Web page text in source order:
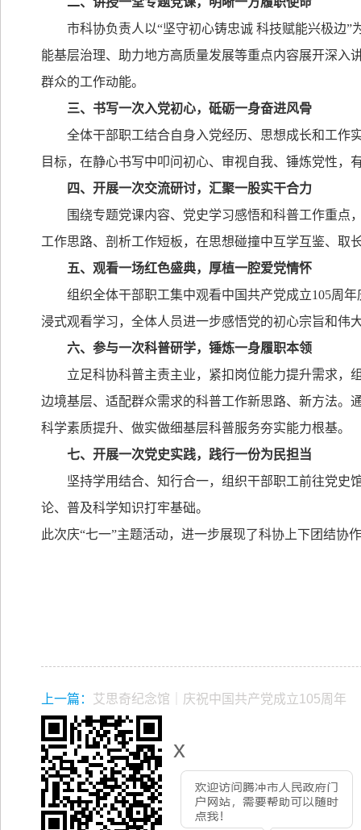
x
市科协负责人以“坚守初心铸忠诚 科技赋能兴极边”
能基层治理、助力地方高质量发展等重点内容展开深入
群众的工作动能。
三、书写一次入党初心，砥砺一身奋进风骨
全体干部职工结合自身入党经历、思想成长和工作
目标，在静心书写中叩问初心、审视自我、锤炼党性
四、开展一次交流研讨，汇聚一股实干合力
围绕专题党课内容、党史学习感悟和科普工作重
工作思路、剖析工作短板，在思想碰撞中互学互鉴、取
五、观看一场红色盛典，厚植一腔爱党情怀
组织全体干部职工集中观看中国共产党成立105周年
浸式观看学习，全体人员进一步感悟党的初心宗旨和伟
六、参与一次科普研学，锤炼一身履职本领
立足科协科普主责主业，紧扣岗位能力提升需求，
边境基层、适配群众需求的科普工作新思路、新方法。
科学素质提升、做实做细基层科普服务夯实能力根基。
七、开展一次党史实践，践行一份为民担当
坚持学用结合、知行合一，组织干部职工前往党史
论、普及科学知识打牢基础。
此次庆“七一”主题活动，进一步展现了科协上下团结协
上一篇： 艾思奇纪念馆｜庆祝中国共产党成立105周年